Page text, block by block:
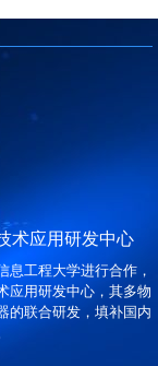
术应用研发中心
息工程大学进行合作，
应用研发中心，其多物
的联合研发，填补国内